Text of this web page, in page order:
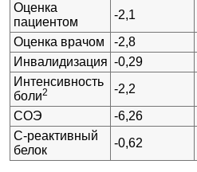
Оценка
пациентом
-2,1
Оценка врачом
-2,8
Инвалидизация -0,29
Интенсивность
боли2 -2,2
СОЭ
-6,26
С-реактивный
белок
-0,62